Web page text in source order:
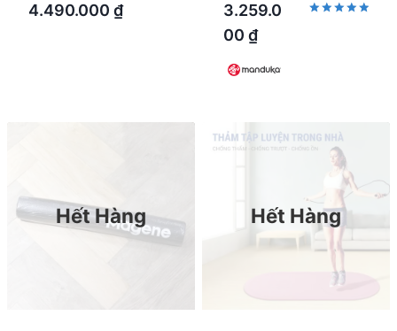
4.490.000 ₫
3.259.0
00 ₫
Hết Hàng Hết Hàng